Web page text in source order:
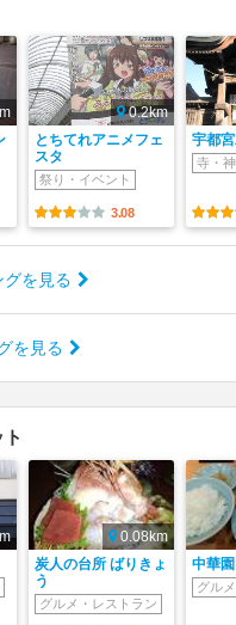
0.2km
とちてれアニメフェ
スタ
祭り・イベント
3.08
宇都
寺・
を見る
を見る
0.08km
炭人の台所 ばりきょ
う
グルメ・レストラン
中華園
グル